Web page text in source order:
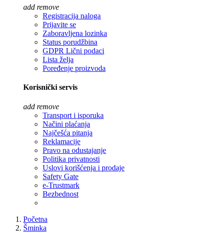
add remove
Registracija naloga
Prijavite se
Zaboravljena lozinka
Status porudžbina
GDPR Lični podaci
Lista želja
Poređenje proizvoda
Korisnički servis
add remove
Transport i isporuka
Načini plaćanja
Najčešća pitanja
Reklamacije
Pravo na odustajanje
Politika privatnosti
Uslovi korišćenja i prodaje
Safety Gate
e-Trustmark
Bezbednost
Početna
Šminka